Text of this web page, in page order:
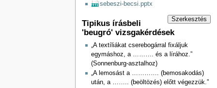
sebeszi-becsi.pptx
Szerkesztés
Tipikus írásbeli
'beugró' vizsgakérdések
„A textíliákat cserebogárral fixáljuk
egymáshoz, a ………. és a lírához.”
(Sonnenburg-asztalhoz)
„A lemosást a …………. (bemosakodás)
után, a …….. (beöltözés) előtt végezzük.”